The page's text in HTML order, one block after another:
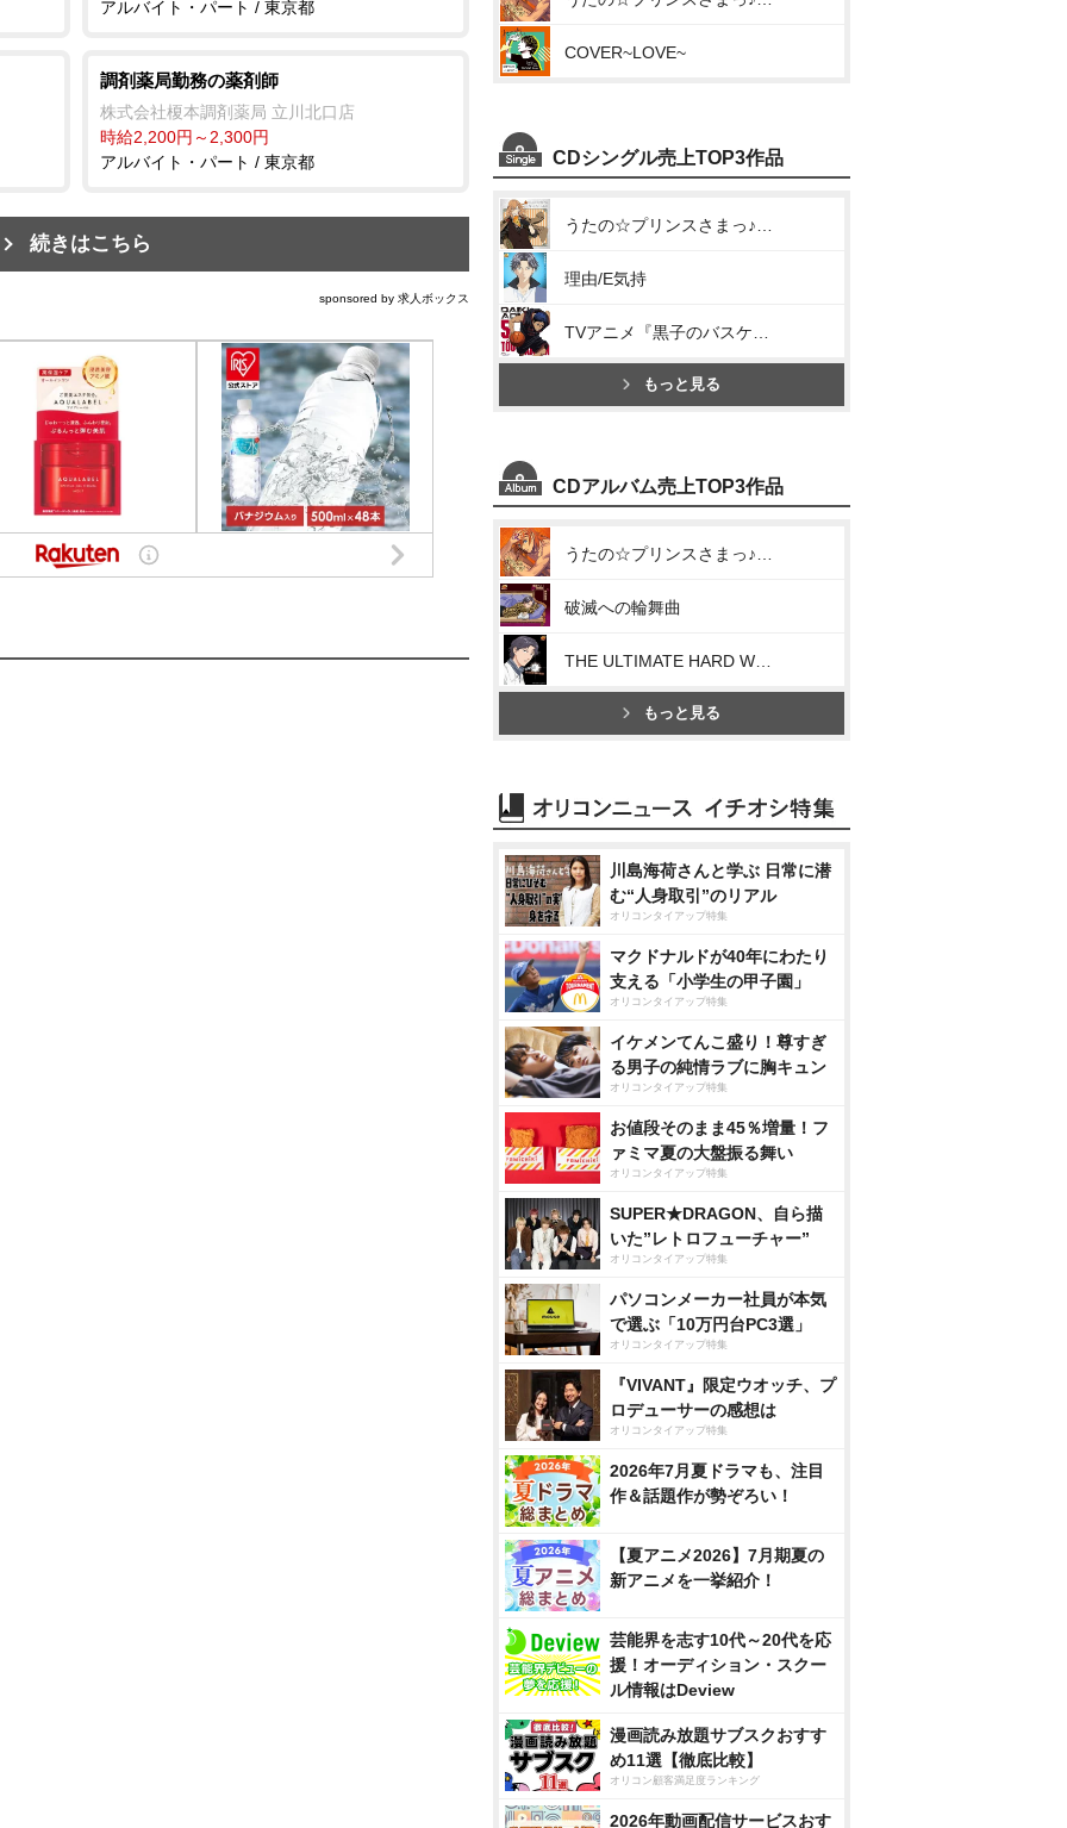
アルバイト・パート / 東京都
調剤薬局勤務の薬剤師
株式会社榎本調剤薬局 立川北口店
時給2,200円～2,300円
アルバイト・パート / 東京都
続きはこちら
sponsored by 求人ボックス
COVER~LOVE~
CDシングル売上TOP3作品
理由/E気持
もっと見る
CDアルバム売上TOP3作品
破滅への輪舞曲
もっと見る
川島海荷さんと学ぶ 日常に潜
む“人身取引”のリアル
オリコンタイアップ特集
マクドナルドが40年にわたり
支える「小学生の甲子園」
オリコンタイアップ特集
イケメンてんこ盛り！尊すぎ
る男子の純情ラブに胸キュン
オリコンタイアップ特集
お値段そのまま45％増量！フ
ァミマ夏の大盤振る舞い
オリコンタイアップ特集
SUPER★DRAGON、自ら描
いた”レトロフューチャー”
オリコンタイアップ特集
パソコンメーカー社員が本気
で選ぶ「10万円台PC3選」
オリコンタイアップ特集
『VIVANT』限定ウオッチ、プ
ロデューサーの感想は
オリコンタイアップ特集
2026年7月夏ドラマも、注目
作＆話題作が勢ぞろい！
【夏アニメ2026】7月期夏の
新アニメを一挙紹介！
芸能界を志す10代～20代を応
援！オーディション・スクー
ル情報はDeview
漫画読み放題サブスクおすす
め11選【徹底比較】
オリコン顧客満足度ランキング
2026年動画配信サービスおす